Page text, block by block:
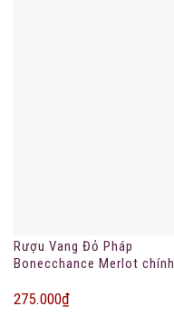
Rượu Vang Đỏ Pháp
Bonecchance Merlot chính
275.000₫